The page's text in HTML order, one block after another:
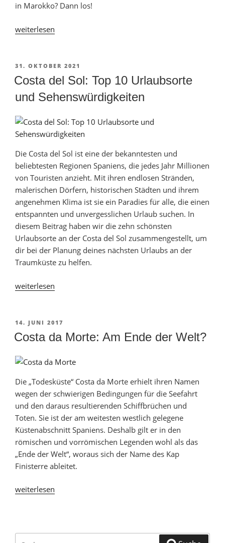
in Marokko? Dann los!
„Urlaub
Wo
ist
am
schönsten?
[+Karte]“
weiterlesen
VERÖFFENTLICHT
AM
31. OKTOBER 2021
Costa del Sol: Top 10 Urlaubsorte
und Sehenswürdigkeiten
Die Costa del Sol ist eine der bekanntesten und
beliebtesten Regionen Spaniens, die jedes Jahr Millionen
von Touristen anzieht. Mit ihren endlosen Stränden,
malerischen Dörfern, historischen Städten und ihrem
angenehmen Klima ist sie ein Paradies für alle, die einen
entspannten und unvergesslichen Urlaub suchen. In
diesem Beitrag haben wir die zehn schönsten
Urlaubsorte an der Costa del Sol zusammengestellt, um
dir bei der Planung deines nächsten Urlaubs an der
Traumküste zu helfen.
„Costa
Top
10
und
weiterlesen
VERÖFFENTLICHT
AM
14. JUNI 2017
Costa da Morte: Am Ende der Welt?
Die „Todesküste“ Costa da Morte erhielt ihren Namen
wegen der schwierigen Bedingungen für die Seefahrt
und den daraus resultierenden Schiffbrüchen und
Toten. Sie ist der am weitesten westlich gelegene
Küstenabschnitt Spaniens. Deshalb gilt er in den
römischen und vorrömischen Legenden wohl als das
„Ende der Welt“, woraus sich der Name des Kap
Finisterre ableitet.
„Costa
weiterlesen